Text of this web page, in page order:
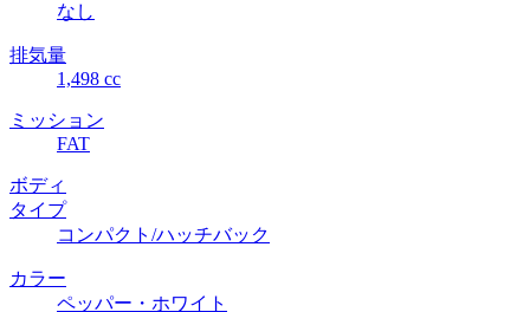
なし
排気量
1,498 cc
ミッション
FAT
ボディ
タイプ
コンパクト/ハッチバック
カラー
ペッパー・ホワイト